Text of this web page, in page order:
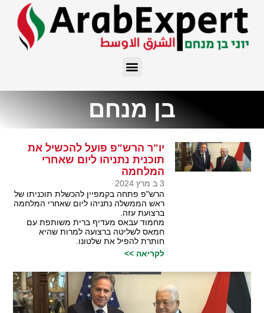
בן מנחם
יו"ר הרש"פ פועל להכשיל את
תוכנית נתניהו ליום שאחרי
המלחמה
3 ב מרץ 2024
הרש"פ פתחה בקמפיין להכשלת תוכניתו של
ראש הממשלה נתניהו ליום שאחרי המלחמה
ברצועת עזה.
מחמוד עבאס מעדיף ברית משותפת עם
חמאס לשליטה ברצועה למרות שהיא
חותרת להפיל את שלטונו.
לקריאה >>